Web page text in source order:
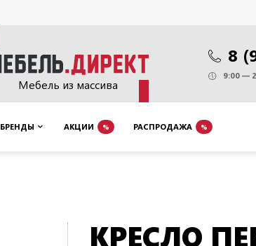
Мебель из массива
8
9:00 —
БРЕНДЫ АКЦИИ % РАСПРОДАЖА %
КРЕСЛО